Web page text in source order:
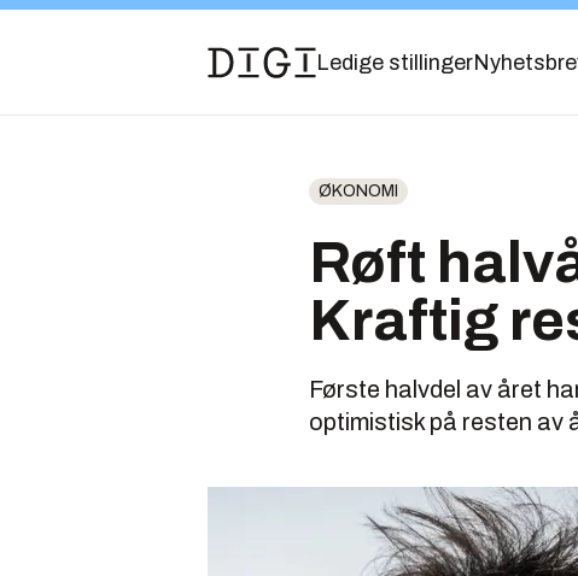
Ledige stillinger
ØKONOMI
Røft
Kraftig
Første halvdel av året
optimistisk på resten av